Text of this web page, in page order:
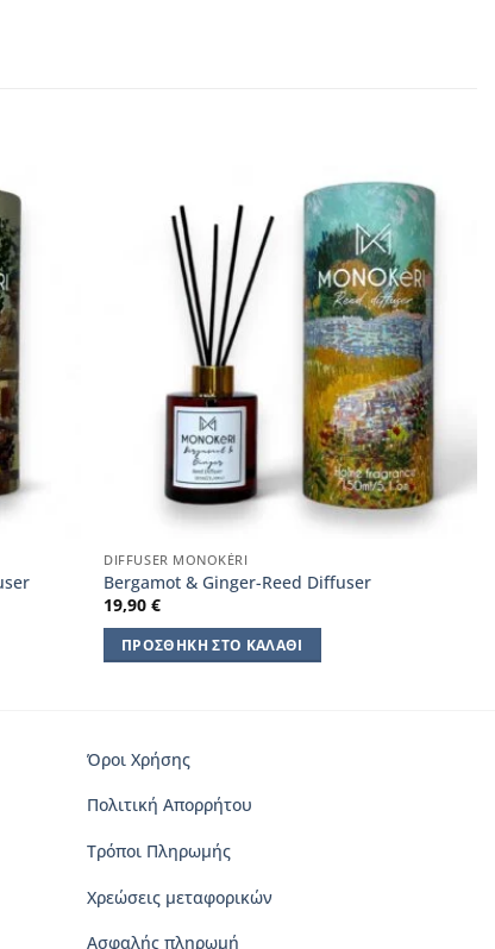
DIFFUSER MONOKÈRI
Bergamot & Ginger-Reed Diffuser
19,90€
ΠΡΟΣΘΉΚΗ ΣΤΟ ΚΑΛΆΘΙ
Όροι Χρήσης
Πολιτική Απορρήτου
Τρόποι Πληρωμής
Χρεώσεις μεταφορικών
Ασφαλής πληρωμή